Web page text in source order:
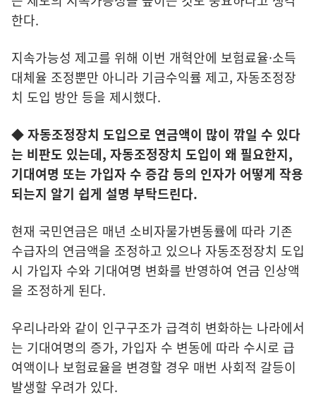
한다.
지속가능성 제고를 위해 이번 개혁안에 보험료율·소득
대체율 조정뿐만 아니라 기금수익률 제고, 자동조정장
치 도입 방안 등을 제시했다.
◆ 자동조정장치 도입으로 연금액이 많이 깎일 수 있다
는 비판도 있는데, 자동조정장치 도입이 왜 필요한지,
기대여명 또는 가입자 수 증감 등의 인자가 어떻게 작용
되는지 알기 쉽게 설명 부탁드린다.
현재 국민연금은 매년 소비자물가변동률에 따라 기존
수급자의 연금액을 조정하고 있으나 자동조정장치 도입
시 가입자 수와 기대여명 변화를 반영하여 연금 인상액
을 조정하게 된다.
우리나라와 같이 인구구조가 급격히 변화하는 나라에서
는 기대여명의 증가, 가입자 수 변동에 따라 수시로 급
여액이나 보험료율을 변경할 경우 매번 사회적 갈등이
발생할 우려가 있다.